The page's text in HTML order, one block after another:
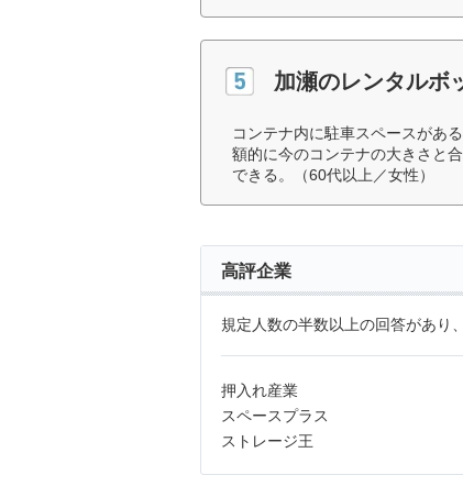
加瀬のレンタルボ
コンテナ内に駐車スペースがあ
額的に今のコンテナの大きさと
できる。（60代以上／女性）
高評企業
規定人数の半数以上の回答があり
押入れ産業
スペースプラス
ストレージ王